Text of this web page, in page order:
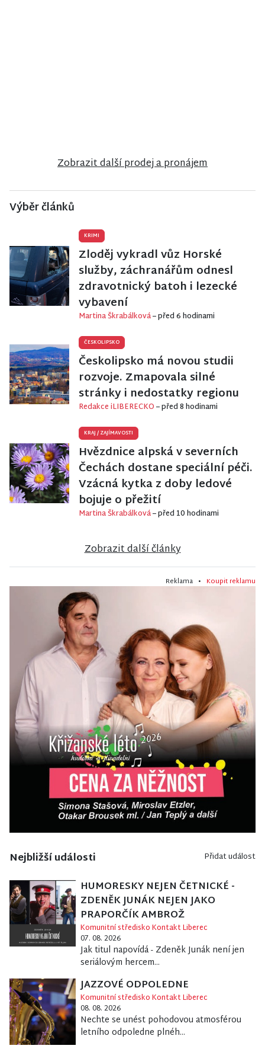
Zobrazit další prodej a pronájem
Výběr článků
KRIMI
Zloděj vykradl vůz Horské
služby, záchranářům odnesl
zdravotnický batoh i lezecké
vybavení
Martina Škrabálková– před 6 hodinami
ČESKOLIPSKO
Českolipsko má novou studii
rozvoje. Zmapovala silné
stránky i nedostatky regionu
Redakce iLIBERECKO– před 8 hodinami
KRAJ /ZAJÍMAVOSTI
Hvězdnice alpská v severních
Čechách dostane speciální péči.
Vzácná kytka z doby ledové
bojuje o přežití
Martina Škrabálková– před 10 hodinami
Zobrazit další články
Reklama • Koupit reklamu
Nejbližší události Přidat událost
HUMORESKY NEJEN ČETNICKÉ -
ZDENĚK JUNÁK NEJEN JAKO
PRAPORČÍK AMBROŽ
Komunitní středisko Kontakt Liberec
07. 08. 2026
Jak titul napovídá - Zdeněk Junák není jen
seriálovým hercem...
JAZZOVÉ ODPOLEDNE
Komunitní středisko Kontakt Liberec
08. 08. 2026
Nechte se unést pohodovou atmosférou
letního odpoledne plnéh...